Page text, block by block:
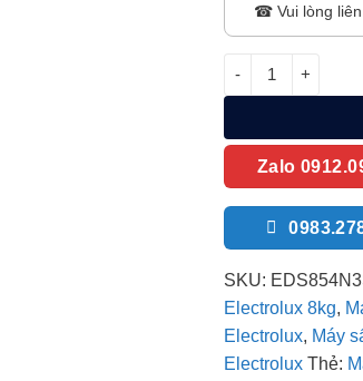
☎ Vui lòng liên
Máy sấy
Zalo
SKU:
Electrolux 8kg,
Electrolux, Máy
Electrolux Thẻ: